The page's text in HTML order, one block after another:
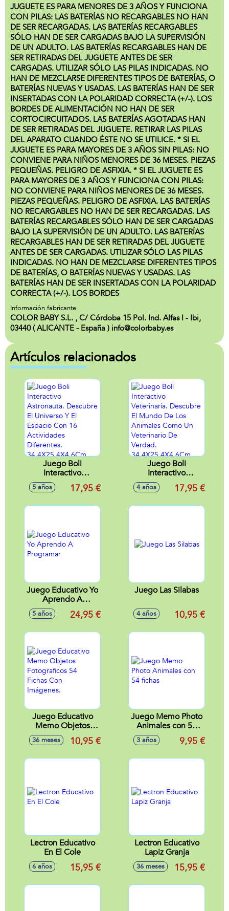
JUGUETE ES PARA MENORES DE 3 AÑOS Y FUNCIONA
CON PILAS: LAS BATERÍAS NO RECARGABLES NO HAN
DE SER RECARGADAS. LAS BATERÍAS RECARGABLES
SÓLO HAN DE SER CARGADAS BAJO LA SUPERVISIÓN
DE UN ADULTO. LAS BATERÍAS RECARGABLES HAN DE
SER RETIRADAS DEL JUGUETE ANTES DE SER
CARGADAS. UTILIZAR SÓLO LAS PILAS INDICADAS. NO
HAN DE MEZCLARSE DIFERENTES TIPOS DE BATERÍAS, O
BATERÍAS NUEVAS Y USADAS. LAS BATERÍAS HAN DE SER
INSERTADAS CON LA POLARIDAD CORRECTA (+/-). LOS
BORDES DE ALIMENTACIÓN NO HAN DE SER
CORTOCIRCUITADOS. LAS BATERÍAS AGOTADAS HAN
DE SER RETIRADAS DEL JUGUETE. RETIRAR LAS PILAS
DEL APARATO CUANDO ÉSTE NO SE UTILICE. * SI EL
JUGUETE ES PARA MAYORES DE 3 AÑOS SIN PILAS: NO
CONVIENE PARA NIÑOS MENORES DE 36 MESES. PIEZAS
PEQUEÑAS. PELIGRO DE ASFIXIA. * SI EL JUGUETE ES
PARA MAYORES DE 3 AÑOS Y FUNCIONA CON PILAS:
NO CONVIENE PARA NIÑOS MENORES DE 36 MESES.
PIEZAS PEQUEÑAS. PELIGRO DE ASFIXIA. LAS BATERÍAS
NO RECARGABLES NO HAN DE SER RECARGADAS. LAS
BATERÍAS RECARGABLES SÓLO HAN DE SER CARGADAS
BAJO LA SUPERVISIÓN DE UN ADULTO. LAS BATERÍAS
RECARGABLES HAN DE SER RETIRADAS DEL JUGUETE
ANTES DE SER CARGADAS. UTILIZAR SÓLO LAS PILAS
INDICADAS. NO HAN DE MEZCLARSE DIFERENTES TIPOS
DE BATERÍAS, O BATERÍAS NUEVAS Y USADAS. LAS
BATERÍAS HAN DE SER INSERTADAS CON LA POLARIDAD
CORRECTA (+/-). LOS BORDES
Información fabricante
COLOR BABY S.L. , C/ Córdoba 15 Pol. Ind. Alfas I - Ibi,
03440 ( ALICANTE - España ) info@colorbaby.es
Artículos relacionados
Juego Boli
Interactivo
Astronauta.
Descubre El
34,4X25,4X4,6Cm
5 años 17,95 €
Juego Boli
Interactivo
Veterinaria.
Descubre El
Animales Como Un
34,4X25,4X4,6Cm
4 años 17,95 €
Juego Educativo Yo
Aprendo A
Programar
5 años 24,95 €
Juego Las Silabas
4 años 10,95 €
Juego Educativo
Memo Objetos
Fotograficos 54
Fichas Con
36 meses 10,95 €
Juego Memo Photo
Animales con 54
fichas
3 años 9,95 €
Lectron Educativo
En El Cole
6 años 15,95 €
Lectron Educativo
Lapiz Granja
36 meses 15,95 €